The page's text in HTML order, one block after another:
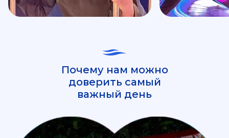
Почему нам можно
доверить самый
важный день